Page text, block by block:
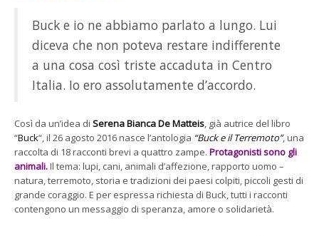
Buck e io ne abbiamo parlato a lungo. Lui
diceva che non poteva restare indifferente
a una cosa così triste accaduta in Centro
Italia. Io ero assolutamente d’accordo.
Così da un’idea di Serena Bianca De Matteis, già autrice del libro
“Buck“, il 26 agosto 2016 nasce l’antologia “Buck e il Terremoto”, una
raccolta di 18 racconti brevi a quattro zampe. Protagonisti sono gli
animali.Il tema: lupi, cani, animali d’affezione, rapporto uomo –
natura, terremoto, storia e tradizioni dei paesi colpiti, piccoli gesti di
grande coraggio. E per espressa richiesta di Buck, tutti i racconti
contengono un messaggio di speranza, amore o solidarietà.